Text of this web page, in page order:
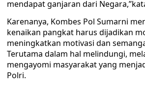
mendapat ganjaran dari
Karenanya, Kombes Pol Sumarni
kenaikan pangkat harus dijadikan
meningkatkan motivasi dan
Terutama dalam hal melindungi,
mengayomi masyarakat yang
Polri.